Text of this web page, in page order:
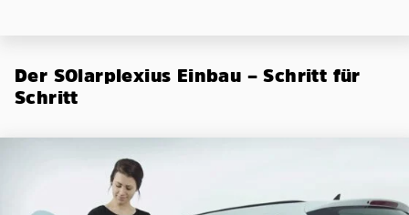
Der SOlarplexius Einbau – Schritt für
Schritt